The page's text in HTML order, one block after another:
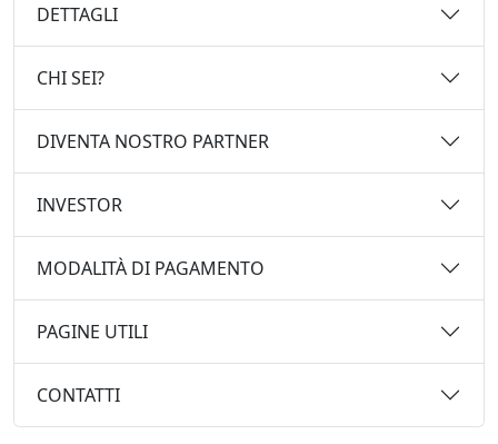
DETTAGLI
CHI SEI?
DIVENTA NOSTRO PARTNER
INVESTOR
MODALITÀ DI PAGAMENTO
PAGINE UTILI
CONTATTI